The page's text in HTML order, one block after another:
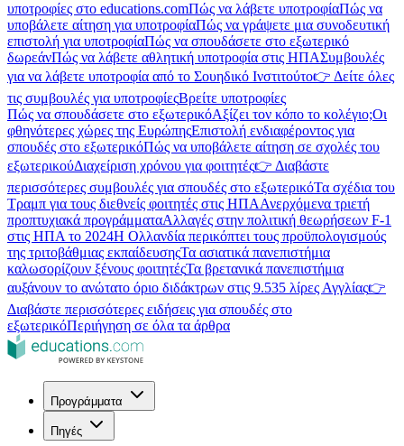
υποτροφίες στο educations.comΠώς να λάβετε υποτροφίαΠώς να
υποβάλετε αίτηση για υποτροφίαΠώς να γράψετε μια συνοδευτική
επιστολή για υποτροφίαΠώς να σπουδάσετε στο εξωτερικό
δωρεάνΠώς να λάβετε αθλητική υποτροφία στις ΗΠΑΣυμβουλές
για να λάβετε υποτροφία από το Σουηδικό Ινστιτούτο👉 Δείτε όλες
τις συμβουλές για υποτροφίεςΒρείτε υποτροφίες
Πώς να σπουδάσετε στο εξωτερικόΑξίζει τον κόπο το κολέγιο;Οι
φθηνότερες χώρες της ΕυρώπηςΕπιστολή ενδιαφέροντος για
σπουδές στο εξωτερικόΠώς να υποβάλετε αίτηση σε σχολές του
εξωτερικούΔιαχείριση χρόνου για φοιτητές👉 Διαβάστε
περισσότερες συμβουλές για σπουδές στο εξωτερικόΤα σχέδια του
Τραμπ για τους διεθνείς φοιτητές στις ΗΠΑΑνερχόμενα τριετή
προπτυχιακά προγράμματαΑλλαγές στην πολιτική θεωρήσεων F-1
στις ΗΠΑ το 2024Η Ολλανδία περικόπτει τους προϋπολογισμούς
της τριτοβάθμιας εκπαίδευσηςΤα ασιατικά πανεπιστήμια
καλωσορίζουν ξένους φοιτητέςΤα βρετανικά πανεπιστήμια
αυξάνουν το ανώτατο όριο διδάκτρων στις 9.535 λίρες Αγγλίας👉
Διαβάστε περισσότερες ειδήσεις για σπουδές στο
εξωτερικόΠεριήγηση σε όλα τα άρθρα
Προγράμματα
Πηγές